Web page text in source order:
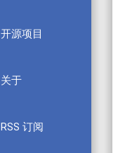
开源项目
关于
RSS 订阅